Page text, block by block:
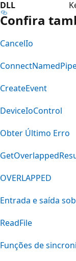
DLL
Confira
CancelIo
CreateEvent
DeviceIoControl
Obter Último Erro
OVERLAPPED
Entrada e saída
ReadFile
Funções de